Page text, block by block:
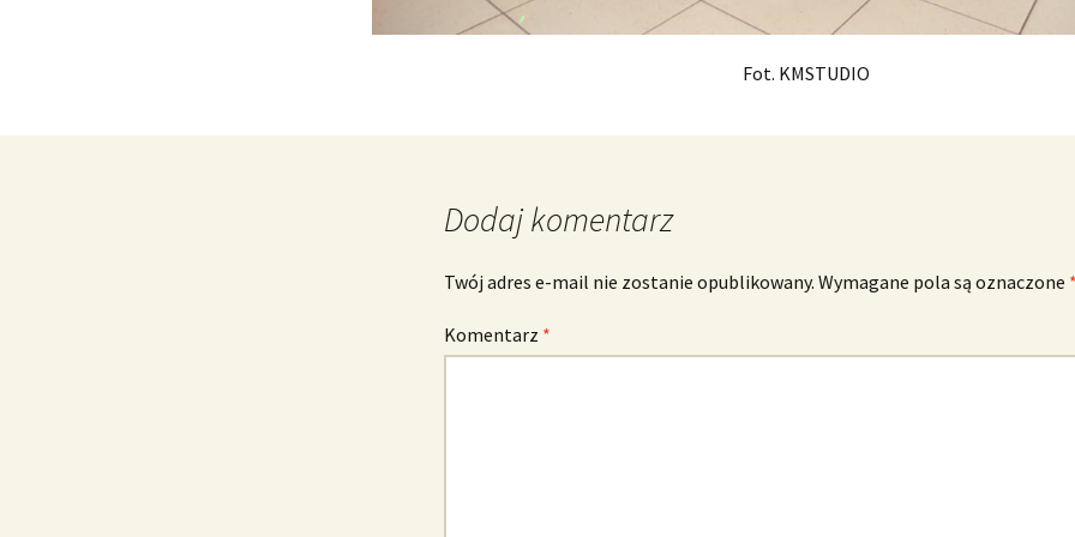
Fot. KMSTUDIO
Dodaj komentarz
Twój adres e-mail nie zostanie opublikowany. Wymagane pola są oznaczone
Komentarz *